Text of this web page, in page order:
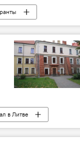
в Литве